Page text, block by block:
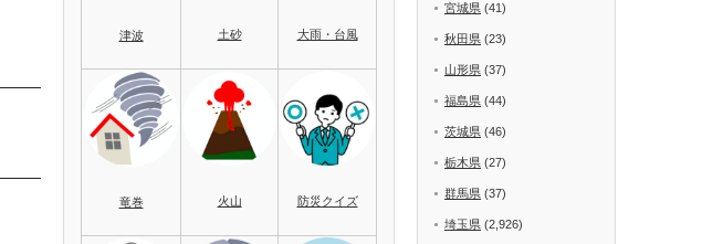
津波 土砂 大雨・台風
竜巻 火山 防災クイズ
宮城県 (41)
秋田県 (23)
山形県 (37)
福島県 (44)
茨城県 (46)
栃木県 (27)
群馬県 (37)
埼玉県 (2,926)